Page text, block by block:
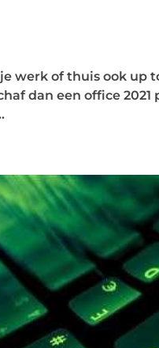
werk of thuis ook up
dan een office 2021